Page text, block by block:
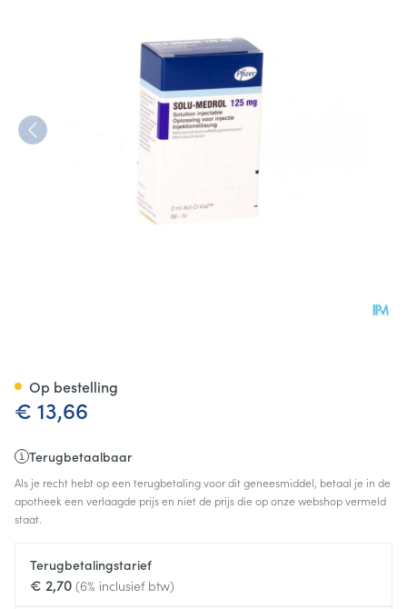
€ 13,66
Terugbetaalbaar
Als je recht hebt op een terugbetaling voor dit geneesmiddel, betaal je in de
apotheek een verlaagde prijs en niet de prijs die op onze webshop vermeld
staat.
Terugbetalingstarief
€ 2,70 (6% inclusief btw)
Op bestelling